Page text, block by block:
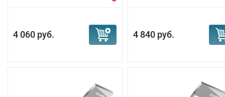
4 060 руб. 4 840 руб.